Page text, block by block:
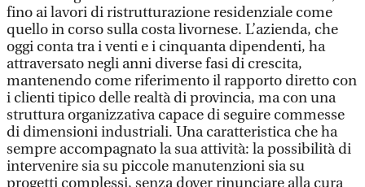
fino ai lavori di ristrutturazione residenziale come
quello in corso sulla costa livornese. L’azienda, che
oggi conta tra i venti e i cinquanta dipendenti, ha
attraversato negli anni diverse fasi di crescita,
mantenendo come riferimento il rapporto diretto con
i clienti tipico delle realtà di provincia, ma con una
struttura organizzativa capace di seguire commesse
di dimensioni industriali. Una caratteristica che ha
sempre accompagnato la sua attività: la possibilità di
intervenire sia su piccole manutenzioni sia su
progetti complessi, senza dover rinunciare alla cura